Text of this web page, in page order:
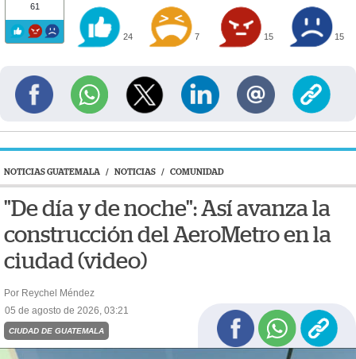
61
24 7 15 15
NOTICIAS GUATEMALA / NOTICIAS / COMUNIDAD
"De día y de noche": Así avanza la
construcción del AeroMetro en la
ciudad (video)
Por Reychel Méndez
05 de agosto de 2026, 03:21
CIUDAD DE GUATEMALA